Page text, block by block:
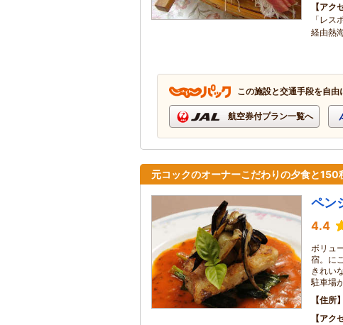
アク
「レ
経由熱
この施設と交通手段を自
航空券付プラン一覧へ
元コックのオーナーこだわりの夕食と150
ペン
4.4
ボリュ
宿。に
きれい
駐車場
住所
アク